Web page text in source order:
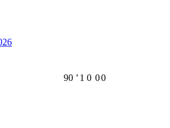
90 ʼ 1 0 00